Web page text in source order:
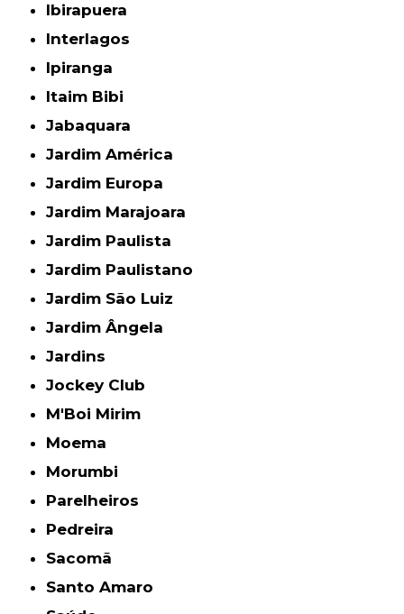
Ibirapuera
Interlagos
Ipiranga
Itaim Bibi
Jabaquara
Jardim América
Jardim Europa
Jardim Marajoara
Jardim Paulista
Jardim Paulistano
Jardim São Luiz
Jardim Ângela
Jardins
Jockey Club
M'Boi Mirim
Moema
Morumbi
Parelheiros
Pedreira
Sacomã
Santo Amaro